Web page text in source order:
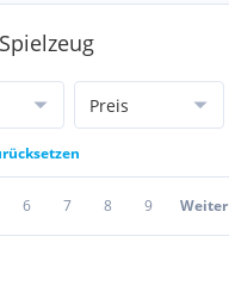
Preis
6 7 8 9 Weiter